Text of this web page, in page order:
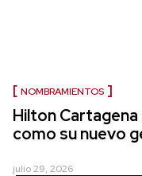
NOMBRAMIENTOS
Hilton
como su nuevo
julio 29, 2026